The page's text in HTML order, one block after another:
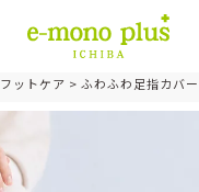
フットケア ふわふわ足指カバ